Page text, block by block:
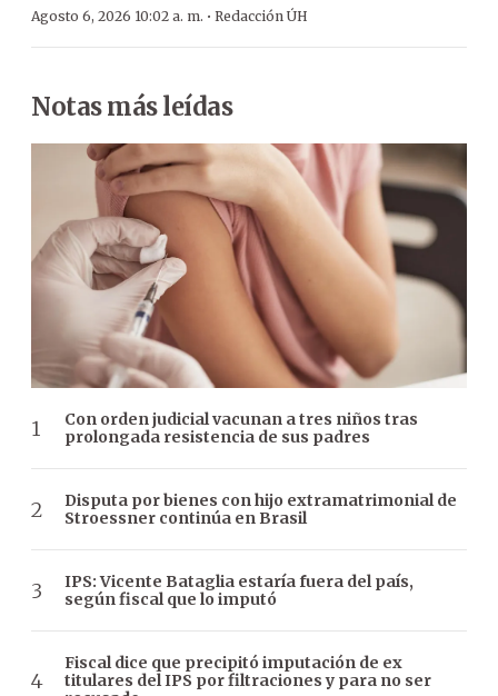
Agosto 6, 2026 10:02 a. m. · Redacción ÚH
Notas más leídas
Con orden judicial vacunan a tres niños tras
prolongada resistencia de sus padres
Disputa por bienes con hijo extramatrimonial de
Stroessner continúa en Brasil
IPS: Vicente Bataglia estaría fuera del país,
según fiscal que lo imputó
Fiscal dice que precipitó imputación de ex
titulares del IPS por filtraciones y para no ser